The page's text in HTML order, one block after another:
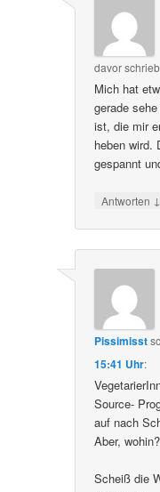
davorschrieb
Mich hat
gerade
ist, die mir
heben wird.
gespannt
Antworten ↓
Pissimisst
15:41 Uhr:
Source-
auf nach
Aber,
Scheiß die